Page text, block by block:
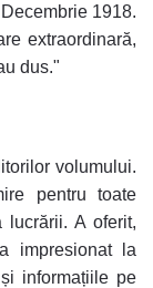
1918.
extraordinară,
dus."
volumului.
pentru toate
lucrării. A oferit,
impresionat la
informațiile pe